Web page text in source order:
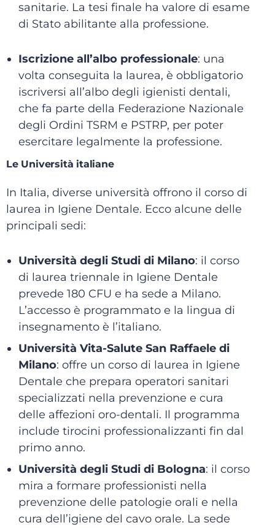
sanitarie. La tesi finale ha valore di esame
di Stato abilitante alla professione.
Iscrizione all’albo professionale: una
volta conseguita la laurea, è obbligatorio
iscriversi all’albo degli igienisti dentali,
che fa parte della Federazione Nazionale
degli Ordini TSRM e PSTRP, per poter
esercitare legalmente la professione.
Le Università italiane
In Italia, diverse università offrono il corso di
laurea in Igiene Dentale. Ecco alcune delle
principali sedi:
Università degli Studi di Milano: il corso
di laurea triennale in Igiene Dentale
prevede 180 CFU e ha sede a Milano.
L’accesso è programmato e la lingua di
insegnamento è l’italiano.
Università Vita-Salute San Raffaele di
Milano: offre un corso di laurea in Igiene
Dentale che prepara operatori sanitari
specializzati nella prevenzione e cura
delle affezioni oro-dentali. Il programma
include tirocini professionalizzanti fin dal
primo anno.
Università degli Studi di Bologna: il corso
mira a formare professionisti nella
prevenzione delle patologie orali e nella
cura dell’igiene del cavo orale. La sede